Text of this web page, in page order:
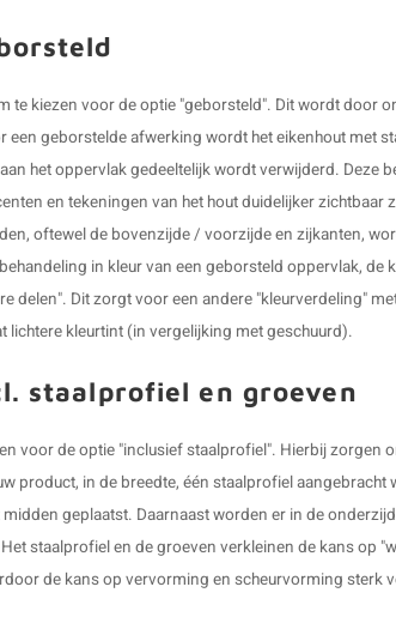
te kiezen voor de optie "geborsteld". Dit wordt door
een geborstelde afwerking wordt het eikenhout met
het oppervlak gedeeltelijk wordt verwijderd. Deze
en tekeningen van het hout duidelijker zichtbaar
oftewel de bovenzijde / voorzijde en zijkanten,
in kleur van een geborsteld oppervlak, de
delen". Dit zorgt voor een andere "kleurverdeling"
lichtere kleurtint (in vergelijking met geschuurd).
staalprofiel en groeven
voor de optie "inclusief staalprofiel". Hierbij zorgen
product, in de breedte, één staalprofiel
geplaatst. Daarnaast worden er in de
staalprofiel en de groeven verkleinen de kans op
de kans op vervorming en scheurvorming sterk